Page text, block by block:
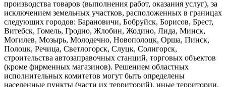
производства товаров (выполнения работ, оказания услуг), за
исключением земельных участков, расположенных в границах
следующих городов: Барановичи, Бобруйск, Борисов, Брест,
Витебск, Гомель, Гродно, Жлобин, Жодино, Лида, Минск,
Могилев, Мозырь, Молодечно, Новополоцк, Орша, Пинск,
Полоцк, Речица, Светлогорск, Слуцк, Солигорск,
строительства автозаправочных станций, торговых объектов
(кроме фирменных магазинов). Решением областных
исполнительных комитетов могут быть определены
населенные пункты (части их территорий), иные территории,